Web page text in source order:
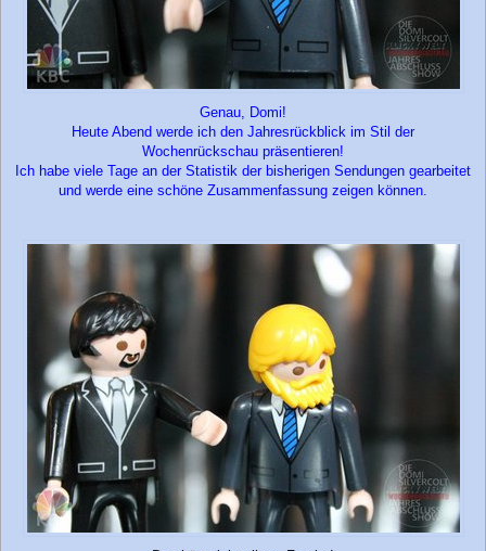
Genau, Domi!
Heute Abend werde ich den Jahresrückblick im Stil der
Wochenrückschau präsentieren!
Ich habe viele Tage an der Statistik der bisherigen Sendungen gearbeitet
und werde eine schöne Zusammenfassung zeigen können.